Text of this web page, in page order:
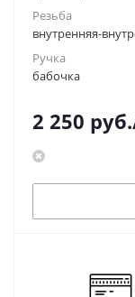
Резьба
внутренняя-
Ручка
бабочка
2 250 руб.